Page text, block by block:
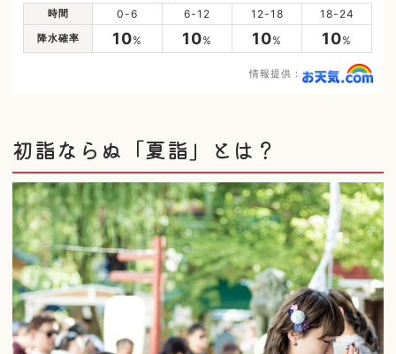
時間 0-6 6-12 12-18 18-24
降水確率 10% 10% 10% 10%
情報提供：
初詣ならぬ「夏詣」とは？